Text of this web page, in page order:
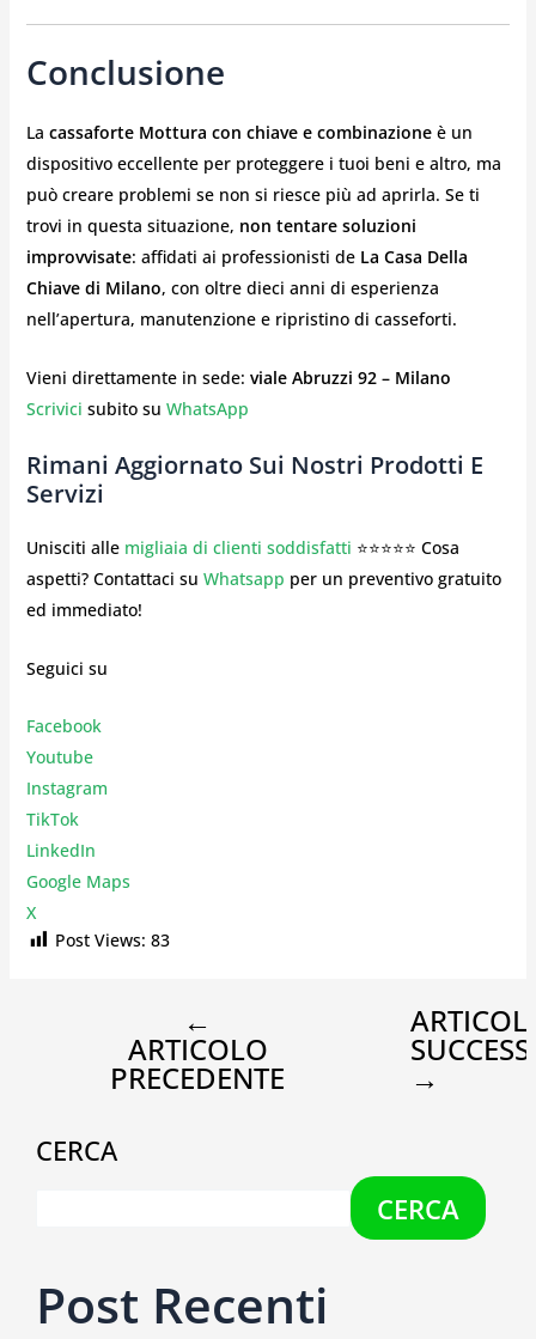
Conclusione
La cassaforte Mottura con chiave e combinazioneè un
dispositivo eccellente per proteggere i tuoi beni e altro, ma
può creare problemi se non si riesce più ad aprirla. Se ti
trovi in questa situazione, non tentare soluzioni
improvvisate: affidati ai professionisti de La Casa Della
Chiave di Milano, con oltre dieci anni di esperienza
nell’apertura, manutenzione e ripristino di casseforti.
Vieni direttamente in sede: viale Abruzzi 92 – Milano
Scrivici subito su WhatsApp
Rimani Aggiornato Sui Nostri Prodotti E
Servizi
Unisciti alle migliaia di clienti soddisfatti ⭐⭐⭐⭐⭐ Cosa
aspetti? Contattaci su Whatsapp per un preventivo gratuito
ed immediato!
Seguici su
Facebook
Youtube
Instagram
TikTok
LinkedIn
Google Maps
X
Post Views: 83
←
ARTICOLO
PRECEDENTE →
CERCA
CERCA
Post Recenti